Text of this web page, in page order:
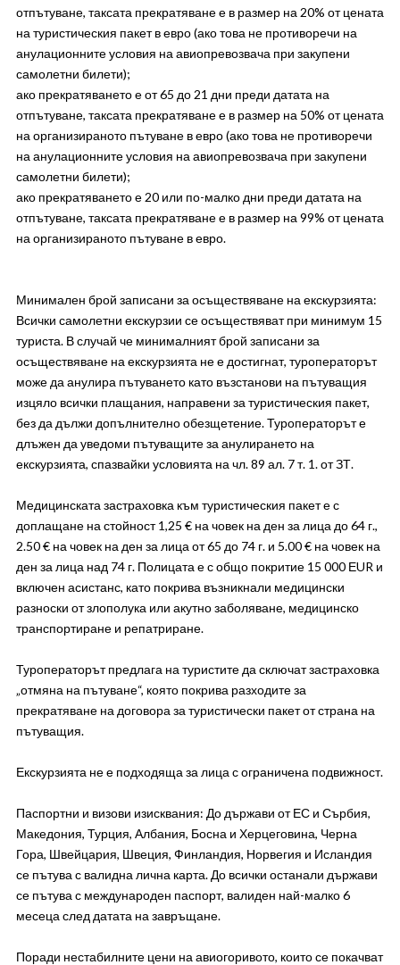
отпътуване, таксата прекратяване е в размер на 20% от цената
на туристическия пакет в евро (ако това не противоречи на
анулационните условия на авиопревозвача при закупени
самолетни билети);
ако прекратяването е от 65 до 21 дни преди датата на
отпътуване, таксата прекратяване е в размер на 50% от цената
на организираното пътуване в евро (ако това не противоречи
на анулационните условия на авиопревозвача при закупени
самолетни билети);
ако прекратяването е 20 или по-малко дни преди датата на
отпътуване, таксата прекратяване е в размер на 99% от цената
на организираното пътуване в евро.
Минимален брой записани за осъществяване на екскурзията:
Всички самолетни екскурзии се осъществяват при минимум 15
туриста. В случай че минималният брой записани за
осъществяване на екскурзията не е достигнат, туроператорът
може да анулира пътуването като възстанови на пътуващия
изцяло всички плащания, направени за туристическия пакет,
без да дължи допълнително обезщетение. Туроператорът е
длъжен да уведоми пътуващите за анулирането на
екскурзията, спазвайки условията на чл. 89 ал. 7 т. 1. от ЗТ.
Медицинската застраховка към туристическия пакет е с
доплащане на стойност 1,25 € на човек на ден за лица до 64 г.,
2.50 € на човек на ден за лица от 65 до 74 г. и 5.00 € на човек на
ден за лица над 74 г. Полицата е с общо покритие 15 000 ЕUR и
включен асистанс, като покрива възникнали медицински
разноски от злополука или акутно заболяване, медицинско
транспортиране и репатриране.
Туроператорът предлага на туристите да сключат застраховка
„отмяна на пътуване“, която покрива разходите за
прекратяване на договора за туристически пакет от страна на
пътуващия.
Екскурзията не е подходяща за лица с ограничена подвижност.
Паспортни и визови изисквания: До държави от ЕС и Сърбия,
Македония, Турция, Албания, Босна и Херцеговина, Черна
Гора, Швейцария, Швеция, Финландия, Норвегия и Исландия
се пътува с валидна лична карта. До всички останали държави
се пътува с международен паспорт, валиден най-малко 6
месеца след датата на завръщане.
Поради нестабилните цени на авиогоривото, които се покачват